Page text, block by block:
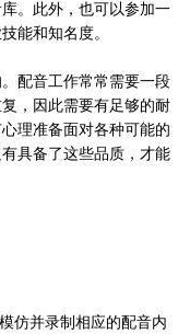
。此外，也可以参加一
能和知名度。
配音工作常常需要一段
，因此需要有足够的耐
理准备面对各种可能的
具备了这些品质，才能
仿并录制相应的配音内